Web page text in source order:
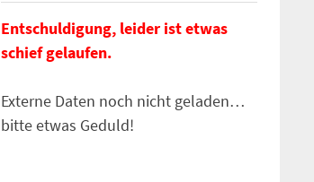
Entschuldigung, leider ist etwas
schief gelaufen.
Externe Daten noch nicht geladen…
bitte etwas Geduld!